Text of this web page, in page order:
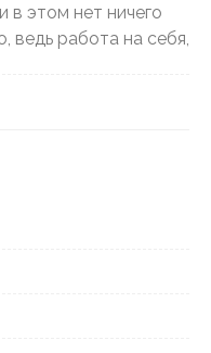
в этом нет ничего
ведь работа на себя,